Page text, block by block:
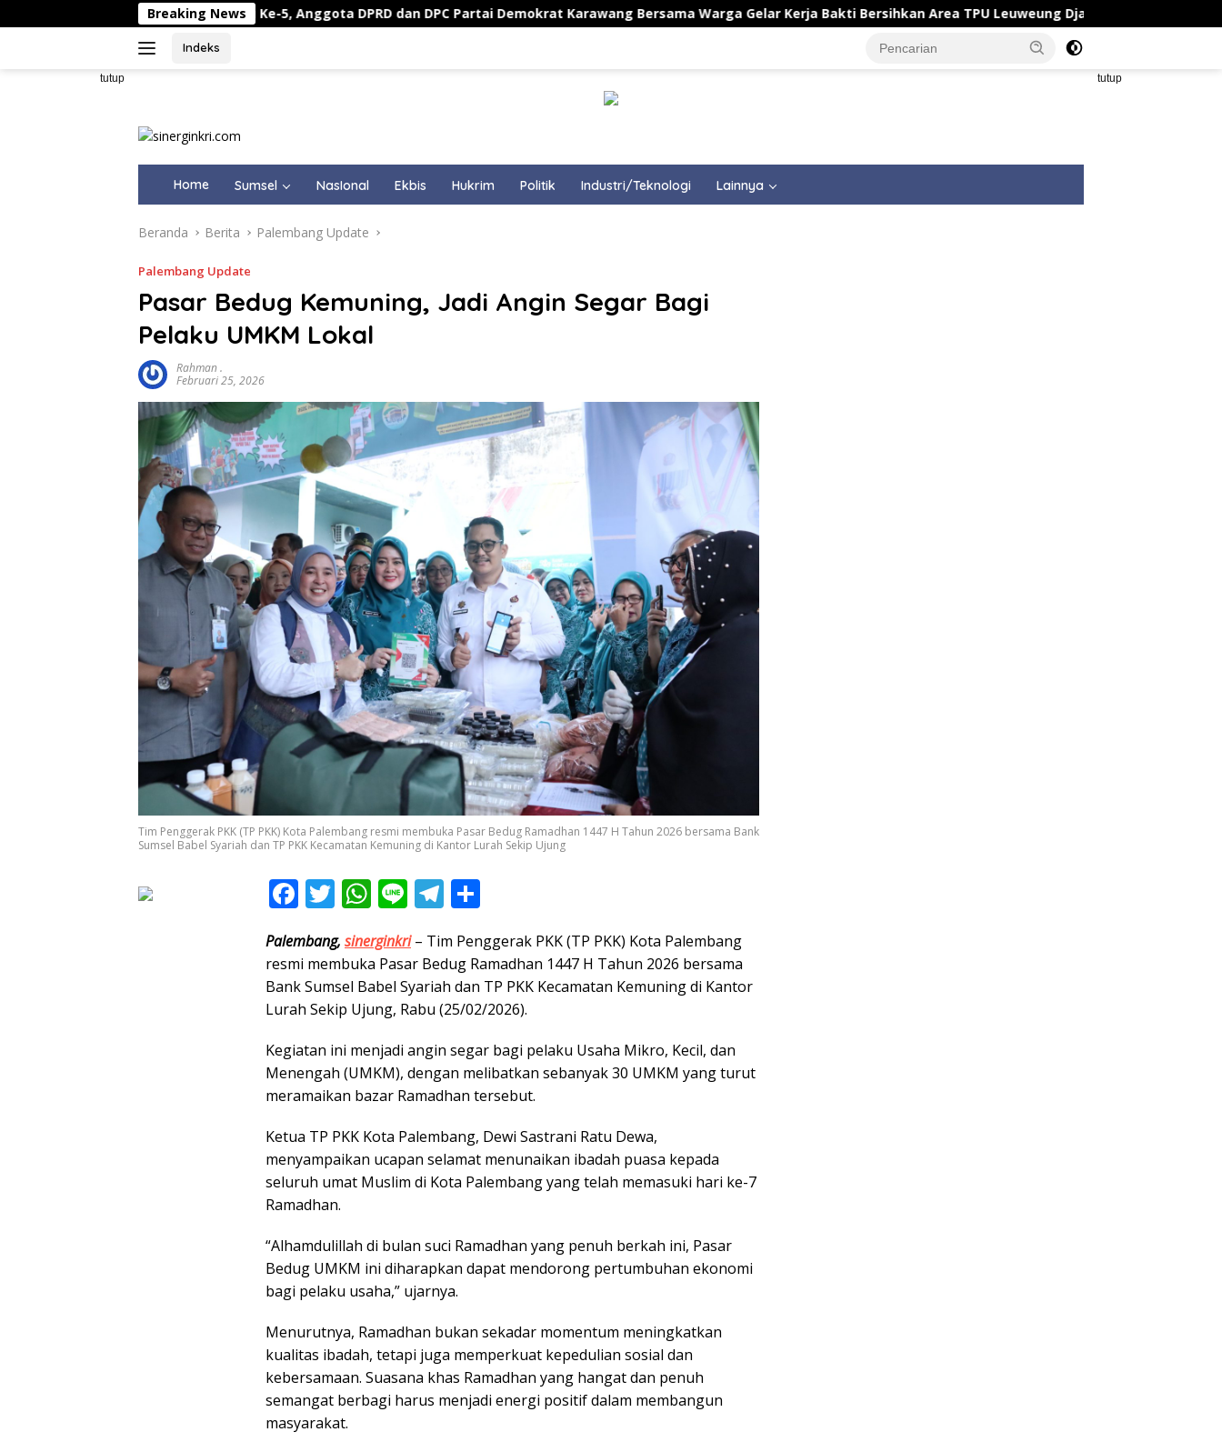
ke
Breaking News
Asri Minggu Ke-5, Anggota DPRD dan DPC Partai Demokrat Karawang Bersama Warga Gelar Kerja Bakti Bersihkan Area TPU Leuweung Djati Satlantas Polresta Karawang
Indeks
tutup tutup
Home Sumsel NasIonal Ekbis Hukrim Politik Industri/Teknologi Lainnya
Beranda Berita Palembang Update
Palembang Update
Pasar Bedug Kemuning, Jadi Angin Segar Bagi
Pelaku UMKM Lokal
Rahman .
Februari 25, 2026
Tim Penggerak PKK (TP PKK) Kota Palembang resmi membuka Pasar Bedug Ramadhan 1447 H Tahun 2026 bersama Bank
Sumsel Babel Syariah dan TP PKK Kecamatan Kemuning di Kantor Lurah Sekip Ujung
F
e
b
o
o
k
T
itt
er
W
at
s
A
p
p
Li
e
T
e
gr
a
m
ar
e
Palembang, sinerginkri– Tim Penggerak PKK (TP PKK) Kota Palembang
resmi membuka Pasar Bedug Ramadhan 1447 H Tahun 2026 bersama
Bank Sumsel Babel Syariah dan TP PKK Kecamatan Kemuning di Kantor
Lurah Sekip Ujung, Rabu (25/02/2026).
Kegiatan ini menjadi angin segar bagi pelaku Usaha Mikro, Kecil, dan
Menengah (UMKM), dengan melibatkan sebanyak 30 UMKM yang turut
meramaikan bazar Ramadhan tersebut.
Ketua TP PKK Kota Palembang, Dewi Sastrani Ratu Dewa,
menyampaikan ucapan selamat menunaikan ibadah puasa kepada
seluruh umat Muslim di Kota Palembang yang telah memasuki hari ke-7
Ramadhan.
“Alhamdulillah di bulan suci Ramadhan yang penuh berkah ini, Pasar
Bedug UMKM ini diharapkan dapat mendorong pertumbuhan ekonomi
bagi pelaku usaha,” ujarnya.
Menurutnya, Ramadhan bukan sekadar momentum meningkatkan
kualitas ibadah, tetapi juga memperkuat kepedulian sosial dan
kebersamaan. Suasana khas Ramadhan yang hangat dan penuh
semangat berbagi harus menjadi energi positif dalam membangun
masyarakat.